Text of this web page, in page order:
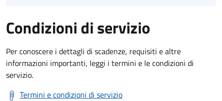
Condizioni di servizio
Per conoscere i dettagli di scadenze, requisiti e altre
informazioni importanti, leggi i termini e le condizioni di
servizio.
Termini e condizioni di servizio